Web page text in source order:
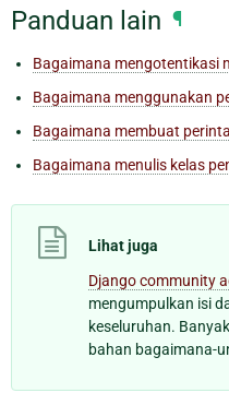
Panduan lain ¶
Bagaimana mengotentikasi
Bagaimana menggunakan
Bagaimana membuat
Bagaimana menulis kelas
Lihat juga
Django community
mengumpulkan isi
keseluruhan.
bahan bagaimana-